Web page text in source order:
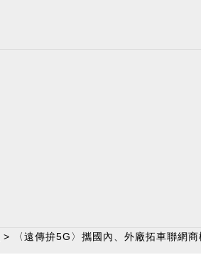
> 〈遠傳拚5G〉攜國內、外廠拓車聯網